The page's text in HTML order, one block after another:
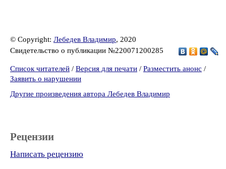
© Copyright: Лебедев Владимир, 2020
Свидетельство о публикации №220071200285
Список читателей / Версия для печати / Разместить анонс /
Заявить о нарушении
Другие произведения автора Лебедев Владимир
Рецензии
Написать рецензию